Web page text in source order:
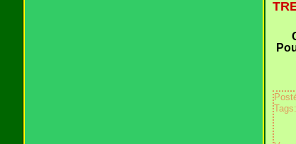
Tags: